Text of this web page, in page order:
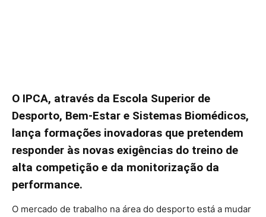
O IPCA, através da Escola Superior de
Desporto, Bem-Estar e Sistemas Biomédicos,
lança formações inovadoras que pretendem
responder às novas exigências do treino de
alta competição e da monitorização da
performance.
O mercado de trabalho na área do desporto está a mudar